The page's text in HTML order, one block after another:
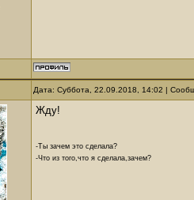
Дата: Суббота, 22.09.2018, 14:02 |
Жду!
-Ты зачем это сделала?
-Что из того,что я сделала,зачем?